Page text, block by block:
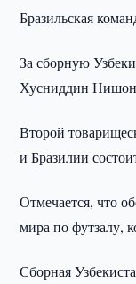
Бразильская
За сборную
Хусниддин
Второй
и Бразилии
Отмечается, что
мира по футзалу,
Сборная